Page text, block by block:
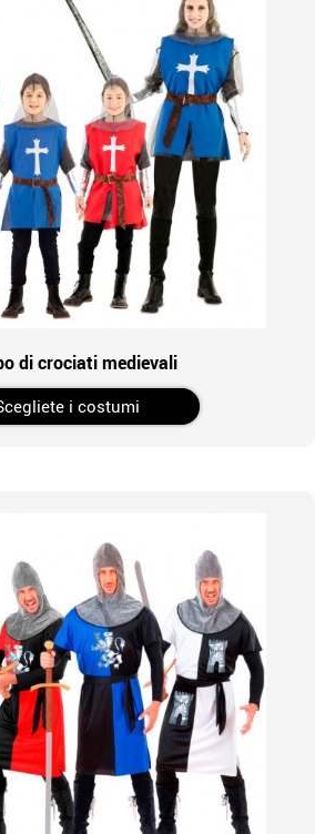
di crociati medievali
i costumi